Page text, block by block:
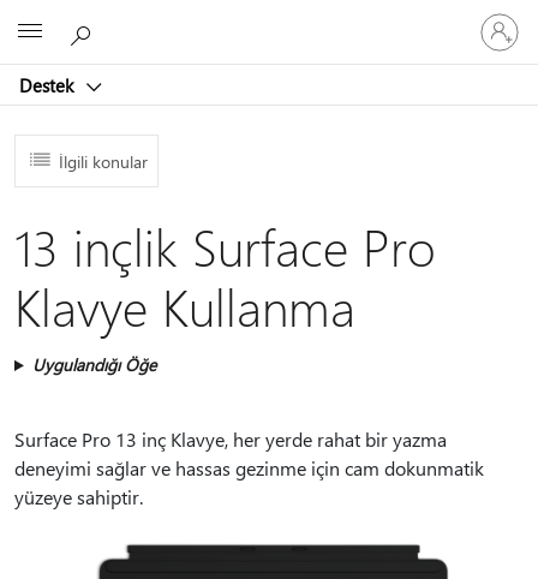
Destek
oturum
açın
İlgili konular
13 inçlik Surface Pro
Klavye Kullanma
Uygulandığı Öğe
Surface Pro 13 inç Klavye, her yerde rahat bir yazma
deneyimi sağlar ve hassas gezinme için cam dokunmatik
yüzeye sahiptir.